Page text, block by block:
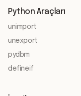
Python Araçları
unimport
unexport
pydbm
defineif